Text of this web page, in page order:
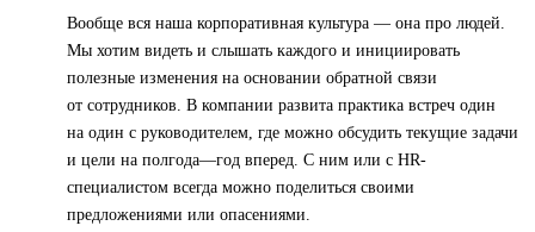
Вообще вся наша корпоративная культура — она про людей.
Мы хотим видеть и слышать каждого и инициировать
полезные изменения на основании обратной связи
от сотрудников. В компании развита практика встреч один
на один с руководителем, где можно обсудить текущие задачи
и цели на полгода—год вперед. С ним или с HR-
специалистом всегда можно поделиться своими
предложениями или опасениями.